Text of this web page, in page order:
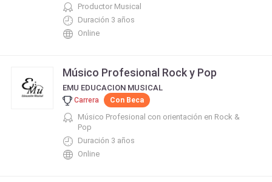
Productor Musical
Duración 3 años
Online
Músico Profesional Rock y Pop
EMU EDUCACION MUSICAL
Carrera Con Beca
Músico Profesional con orientación en Rock &
Pop
Duración 3 años
Online